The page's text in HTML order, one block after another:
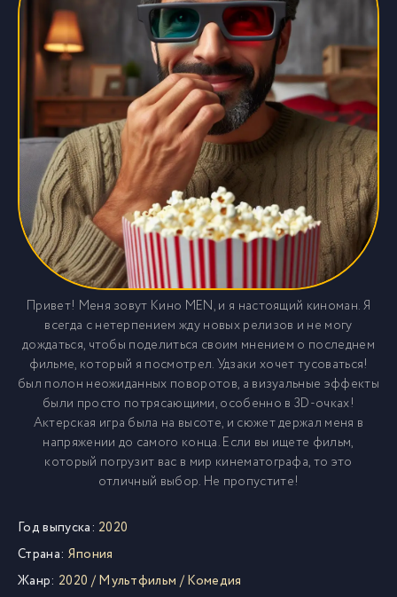
Привет! Меня зовут Кино MEN, и я настоящий киноман. Я
всегда с нетерпением жду новых релизов и не могу
дождаться, чтобы поделиться своим мнением о последнем
фильме, который я посмотрел. Удзаки хочет тусоваться!
был полон неожиданных поворотов, а визуальные эффекты
были просто потрясающими, особенно в 3D-очках!
Актерская игра была на высоте, и сюжет держал меня в
напряжении до самого конца. Если вы ищете фильм,
который погрузит вас в мир кинематографа, то это
отличный выбор. Не пропустите!
Год выпуска: 2020
Страна: Япония
Жанр: 2020 /Мультфильм /Комедия